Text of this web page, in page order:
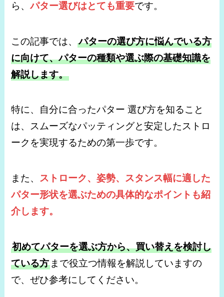
ら、パター選びはとても重要です。
この記事では、パターの選び方に悩んでいる方
に向けて、パターの種類や選ぶ際の基礎知識を
解説します。
特に、自分に合ったパター 選び方を知ること
は、スムーズなパッティングと安定したストロ
ークを実現するための第一歩です。
また、 ストローク、姿勢、スタンス幅に適した
パター形状を選ぶための具体的なポイントも紹
介します。
初めてパターを選ぶ方から、買い替えを検討し
ている方 まで役立つ情報を解説していますの
で、ぜひ参考にしてください。